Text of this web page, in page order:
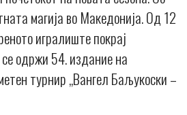
магија во Македонија. Од 12
игралиште покрај
одржи 54. издание на
турнир „Вангел Баљукоски –